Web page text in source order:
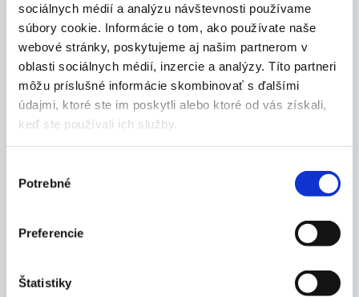
sociálnych médií a analýzu návštevnosti používame
súbory cookie. Informácie o tom, ako používate naše
webové stránky, poskytujeme aj našim partnerom v
oblasti sociálnych médií, inzercie a analýzy. Títo partneri
môžu príslušné informácie skombinovať s ďalšími
údajmi, ktoré ste im poskytli alebo ktoré od vás získali,
keď ste používali ich služby.
súhlasu
Potrebné
Preferencie
Štatistiky
Popis produktu
Vlastnosti:
priečnou aj pozdĺžnu pružnosťou
dokonale sa tvaruje podľa tela, je jemné a
používa sa pre podvleky aj návleky sadrových a